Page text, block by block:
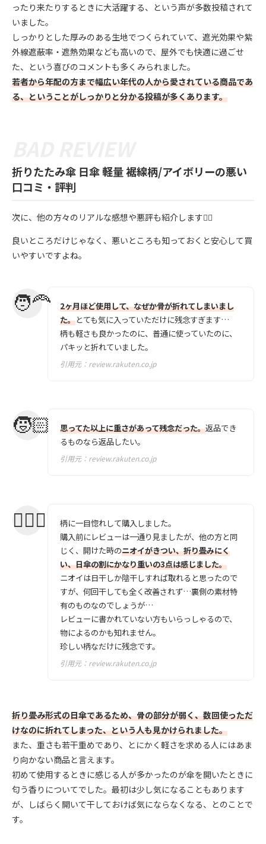
ったり来たりするときに大活躍する、という声が多数投稿されて
いました。
しっかりとした厚みのある生地でつくられていて、遮光効果や紫
外線遮蔽率・遮熱効果なども高いので、屋外でも快適に過ごせ
た、という喜びのコメントも多くみられました。
若者から年配の方まで幅広い年代の人から愛されている商品であ
る、ということがしっかりと分かる投稿が多くあります。
折りたたみ傘 日傘 軽量 裾線柄/アイボリーの悪い
口コミ・評判
次に、他の方々のリアルな感想や悪評も紹介します💁‍♀️
良いところだけじゃなく、悪いところも知っておくと安心して買
いやすいですよね。
2ヶ月ほど使用して、なぜか骨が折れてしまいまし
た。とても気に入っていただけに残念すぎます…
柄も軽さも良かったのに、普通に使っていたのに、
パキッと折れていました。
引用元： review.rakuten.co.jp
思ってた以上に重さがあって残念だった。返品でき
るものなら返品したい。
引用元： review.rakuten.co.jp
柄に一目惚れして購入しました。
購入前にレビューは一通り見ましたが、他の方と同
じく、開けた時のニオイがきつい、折り畳みにく
い、日傘の割にかなり重いの3点は感じました。
ニオイは日干しか陰干しすれば取れると思ったので
すが、何回干しても全く改善されず…裏側の素材特
有のものなのでしょうが…
レビューに書かれていない方もいらっしゃるので、
物によるのかも知れません。
珍しい柄なだけに残念です。
引用元： review.rakuten.co.jp
折り畳み形式の日傘であるため、骨の部分が弱く、数回使っただ
けなのに折れてしまった、という人も見かけられました。
また、重さも若干重めであり、とにかく軽さを求める人にはあま
り向かない商品と言えます。
初めて使用するときに感じる人が多かったのが傘を開いたときに
匂う香りについてでした。最初は少し気になることもあります
が、しばらく開いて干しておけば気にならなくなる、とのことで
す。